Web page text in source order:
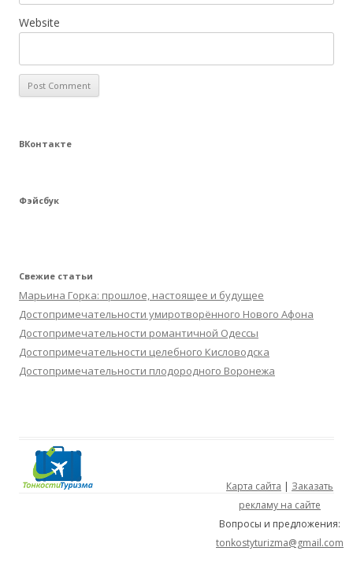
Website
ВКонтакте
Фэйсбук
Свежие статьи
Марьина Горка: прошлое, настоящее и будущее
Достопримечательности умиротворённого Нового Афона
Достопримечательности романтичной Одессы
Достопримечательности целебного Кисловодска
Достопримечательности плодородного Воронежа
Карта сайта | Заказать
рекламу на сайте
Вопросы и предложения:
tonkostyturizma@gmail.com